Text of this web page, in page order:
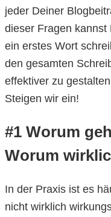
jeder Deiner
dieser Fragen kannst
ein erstes Wort
den gesamten
effektiver zu
Steigen wir ein!
#1 Worum
Worum
In der Praxis ist es
nicht wirklich